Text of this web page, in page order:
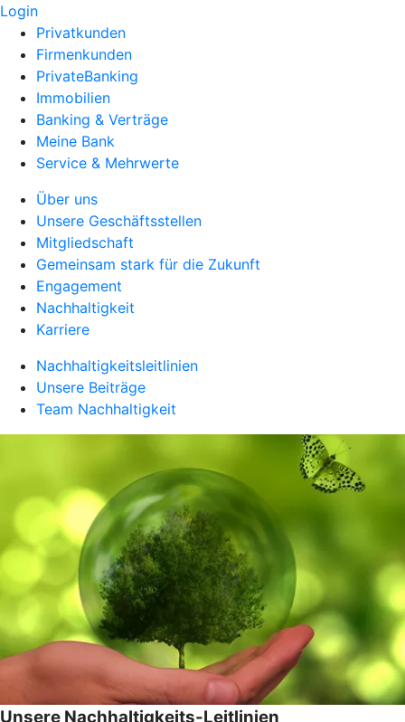
Login
Privatkunden
Firmenkunden
PrivateBanking
Immobilien
Banking & Verträge
Meine Bank
Service & Mehrwerte
Über uns
Unsere Geschäftsstellen
Mitgliedschaft
Gemeinsam stark für die Zukunft
Engagement
Nachhaltigkeit
Karriere
Nachhaltigkeitsleitlinien
Unsere Beiträge
Team Nachhaltigkeit
Unsere Nachhaltigkeits-Leitlinien